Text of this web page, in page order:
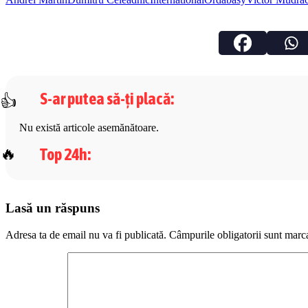
S-ar putea să-ți placă:
Nu există articole asemănătoare.
Top 24h:
Lasă un răspuns
Adresa ta de email nu va fi publicată. Câmpurile obligatorii sunt